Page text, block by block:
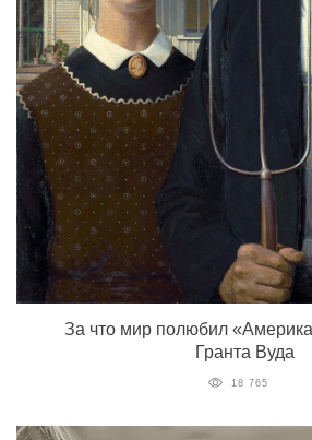
За что мир полюбил
Гранта Вуда
18 765